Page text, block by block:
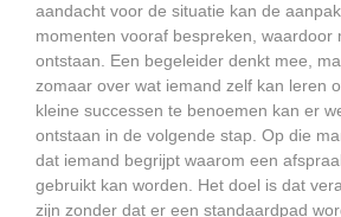
aandacht voor de situatie kan de
momenten vooraf bespreken, waardoor
ontstaan. Een begeleider denkt mee,
zomaar over wat iemand zelf kan leren
kleine successen te benoemen kan er
ontstaan in de volgende stap. Op die
dat iemand begrijpt waarom een
gebruikt kan worden. Het doel is dat
zijn zonder dat er een standaardpad